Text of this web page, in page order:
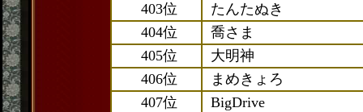
403位
たんたぬき
404位
喬さま
405位
大明神
406位
まめきょろ
407位
BigDrive